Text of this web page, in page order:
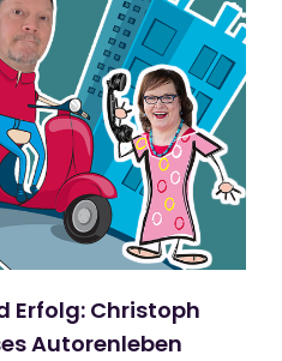
Erfolg: Christoph
Autorenleben